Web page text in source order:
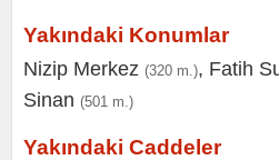
Yakındaki Konumlar
Nizip Merkez (320 m.), Fatih
Sinan (501 m.)
Yakındaki Caddeler